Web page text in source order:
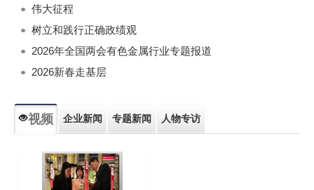
伟大征程
树立和践行正确政绩观
2026年全国两会有色金属行业专题报道
2026新春走基层
视频 企业新闻 专题新闻 人物专访